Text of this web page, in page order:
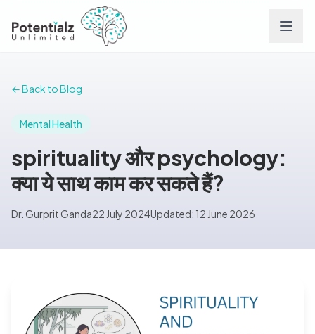
Careers
Blog
← Back to Blog
Mental Health
spirituality और psychology:
क्या ये साथ काम कर सकते हैं?
Dr. Gurprit Ganda22 July 2024Updated: 12 June 2026